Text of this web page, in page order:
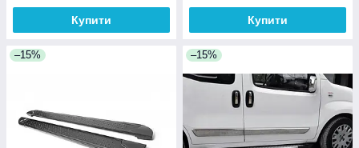
Купити Купити
–15% –15%